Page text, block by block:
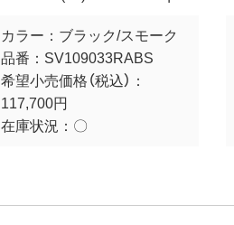
カラー： ブラック/スモーク
品番： SV109033RABS
希望小売価格（税込）：
117,700円
在庫状況： 〇